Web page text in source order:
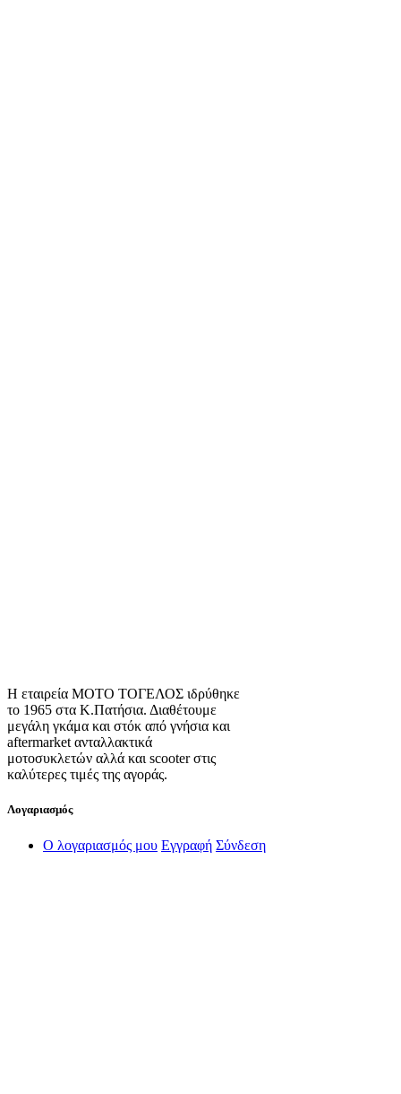
Η εταιρεία ΜΟΤΟ ΤΟΓΕΛΟΣ ιδρύθηκε
το 1965 στα Κ.Πατήσια. Διαθέτουμε
μεγάλη γκάμα και στόκ από γνήσια και
aftermarket ανταλλακτικά
μοτοσυκλετών αλλά και scooter στις
καλύτερες τιμές της αγοράς.
Λογαριασμός
Ο λογαριασμός μου Εγγραφή Σύνδεση